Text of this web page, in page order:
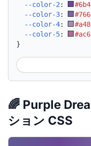
--color-2 :
--color-3:
--color-4:
--color-5:
}
🌈 Purple
ション CSS